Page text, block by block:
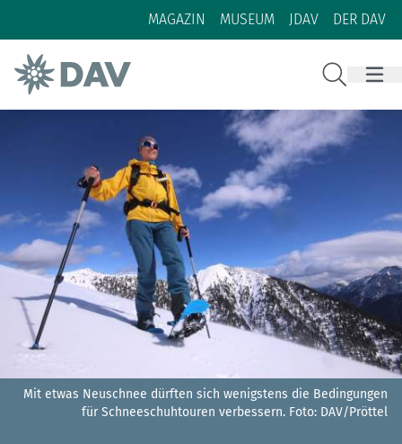
Zum Inhalt
Zur Footer-Navigation
MAGAZIN MUSEUM JDAV DER DAV
Mit etwas Neuschnee dürften sich wenigstens die Bedingungen
für Schneeschuhtouren verbessern. Foto: DAV/Pröttel